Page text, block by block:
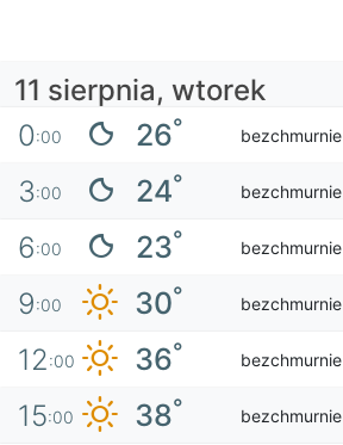
11 sierpnia, wtorek
0:00 26° bezchmurnie
3:00 24° bezchmurnie
6:00 23° bezchmurnie
9:00 30° bezchmurnie
12:00 36° bezchmurnie
15:00 38° bezchmurnie